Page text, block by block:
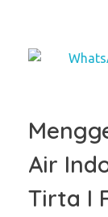
Air
Tirta I